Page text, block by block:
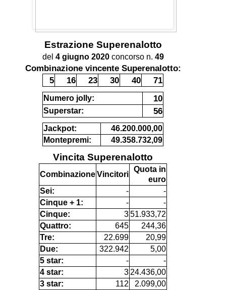
Estrazione Superenalotto
del 4 giugno 2020concorso n. 49
Combinazione vincente Superenalotto:
5
16 23 30 40 71
Numero jolly: 10
Superstar: 56
Jackpot:
46.200.000,00
Montepremi:
49.358.732,09
Vincita Superenalotto
CombinazioneVincitori
Quota in
euro
Sei:
-
-
Cinque + 1:
-
-
Cinque:
351.933,72
Quattro:
645
244,36
Tre:
22.699
20,99
Due:
322.942
5,00
5 star:
-
-
4 star:
3 24.436,00
3 star:
112
2.099,00